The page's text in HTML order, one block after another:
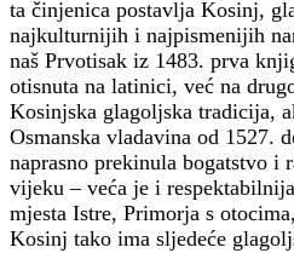
ta činjenica postavlja Kosinj,
najkulturnijih i najpismenijih
naš Prvotisak iz 1483. prva
otisnuta na latinici, već na
Kosinjska glagoljska tradicija,
Osmanska vladavina od 1527.
naprasno prekinula bogatstvo i
vijeku – veća je i
mjesta Istre, Primorja s
Kosinj tako ima sljedeće